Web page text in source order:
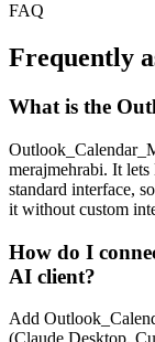
FAQ
Frequently
What is the
merajmehrabi. It
standard interface,
it without custom
How do I
AI client?
Add